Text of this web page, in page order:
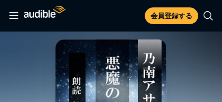
会員登録する